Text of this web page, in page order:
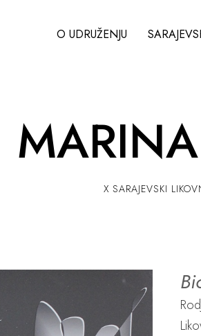
O UDRUŽENJU
X SARAJEVSKI